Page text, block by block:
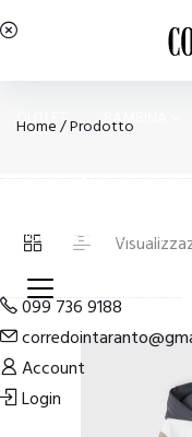
OUTLET BAMBINA
PIGIAMI E HOMEWEAR
099 736 9188
Account
Login
Home/ Prodotto